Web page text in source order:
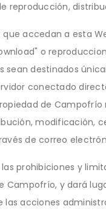
reproducción,
que accedan a esta
o
sean destinados
conectado
de Campofrío
modificación,
de correo
prohibiciones y
y dará
acciones